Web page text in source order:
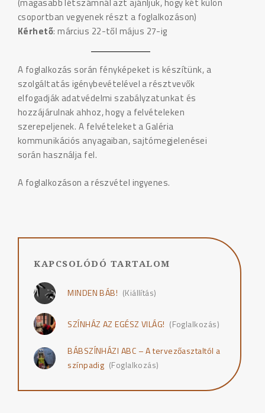
csoportban vegyenek részt a foglalkozáson)
Kérhető: március 22-től május 27-ig
A foglalkozás során fényképeket is készítünk, a
szolgáltatás igénybevételével a résztvevők
elfogadják adatvédelmi szabályzatunkat és
hozzájárulnak ahhoz, hogy a felvételeken
szerepeljenek. A felvételeket a Galéria
kommunikációs anyagaiban, sajtómegjelenései
során használja fel.
A foglalkozáson a részvétel ingyenes.
KAPCSOLÓDÓ TARTALOM
MINDEN BÁB! (Kiállítás)
SZÍNHÁZ AZ EGÉSZ VILÁG! (Foglalkozás)
BÁBSZÍNHÁZI ABC – A tervezőasztaltól a
színpadig (Foglalkozás)